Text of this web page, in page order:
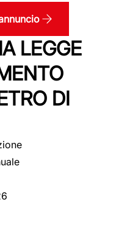
LEGGE
DI